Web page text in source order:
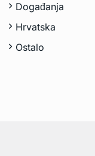
Događanja
Hrvatska
Ostalo